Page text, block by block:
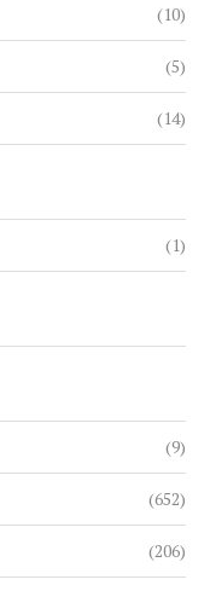
(10)
(5)
(14)
(1)
(9)
(652)
(206)